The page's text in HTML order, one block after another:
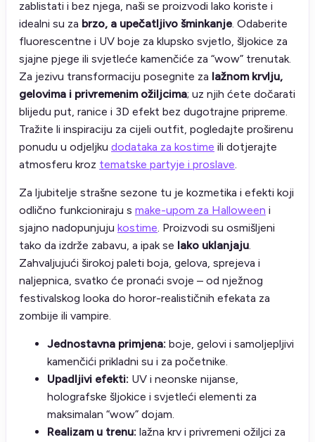
zablistati i bez njega, naši se proizvodi lako koriste i
idealni su za brzo, a upečatljivo šminkanje. Odaberite
fluorescentne i UV boje za klupsko svjetlo, šljokice za
sjajne pjege ili svjetleće kamenčiće za “wow” trenutak.
Za jezivu transformaciju posegnite za lažnom krvlju,
gelovima i privremenim ožiljcima; uz njih ćete dočarati
blijedu put, ranice i 3D efekt bez dugotrajne pripreme.
Tražite li inspiraciju za cijeli outfit, pogledajte proširenu
ponudu u odjeljku dodataka za kostime ili dotjerajte
atmosferu kroz tematske partyje i proslave.
Za ljubitelje strašne sezone tu je kozmetika i efekti koji
odlično funkcioniraju s make-upom za Halloween i
sjajno nadopunjuju kostime. Proizvodi su osmišljeni
tako da izdrže zabavu, a ipak se lako uklanjaju.
Zahvaljujući širokoj paleti boja, gelova, sprejeva i
naljepnica, svatko će pronaći svoje – od nježnog
festivalskog looka do horor-realističnih efekata za
zombije ili vampire.
Jednostavna primjena: boje, gelovi i samoljepljivi
kamenčići prikladni su i za početnike.
Upadljivi efekti: UV i neonske nijanse,
holografske šljokice i svjetleći elementi za
maksimalan “wow” dojam.
Realizam u trenu: lažna krv i privremeni ožiljci za